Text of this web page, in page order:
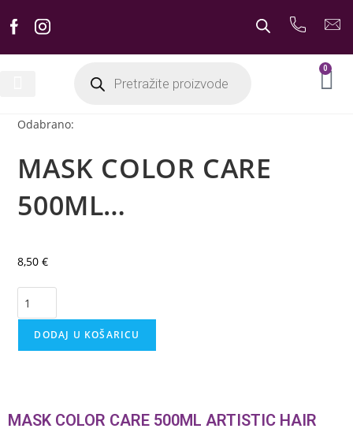
0
Odabrano:
MASK COLOR CARE
500ML…
8,50€
DODAJ U KOŠARICU
MASK COLOR CARE 500ML ARTISTIC HAIR